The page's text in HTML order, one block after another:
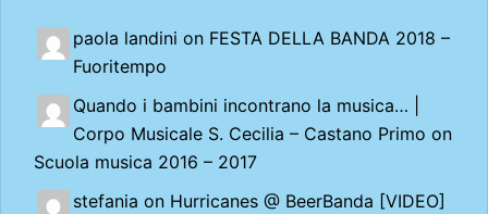
paola landini on FESTA DELLA BANDA 2018 –
Fuoritempo
Quando i bambini incontrano la musica… |
Corpo Musicale S. Cecilia – Castano Primo on
Scuola musica 2016 – 2017
stefania on Hurricanes @ BeerBanda [VIDEO]